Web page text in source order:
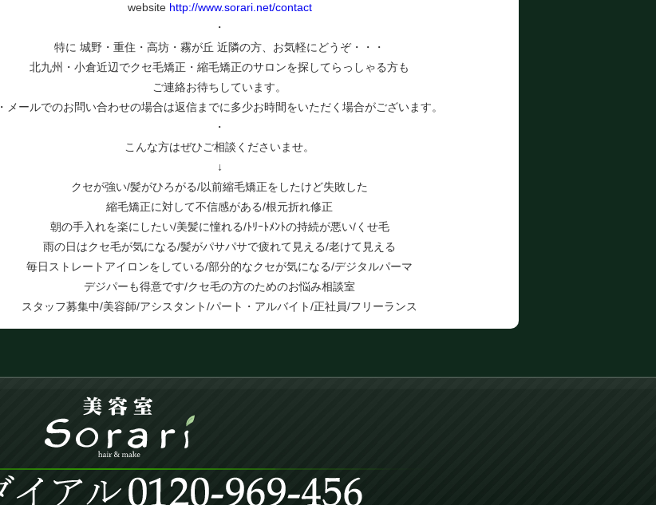
website http://www.sorari.net/contact
・
特に 城野・重住・高坊・霧が丘 近隣の方、お気軽にどうぞ・・・
北九州・小倉近辺でクセ毛矯正・縮毛矯正のサロンを探してらっしゃる方も
ご連絡お待ちしています。
・メールでのお問い合わせの場合は返信までに多少お時間をいただく場合がございます。
・
こんな方はぜひご相談くださいませ。
↓
クセが強い/髪がひろがる/以前縮毛矯正をしたけど失敗した
縮毛矯正に対して不信感がある/根元折れ修正
朝の手入れを楽にしたい/美髪に憧れる/ﾄﾘｰﾄﾒﾝﾄの持続が悪い/くせ毛
雨の日はクセ毛が気になる/髪がパサパサで疲れて見える/老けて見える
毎日ストレートアイロンをしている/部分的なクセが気になる/デジタルパーマ
デジパーも得意です/クセ毛の方のためのお悩み相談室
スタッフ募集中/美容師/アシスタント/パート・アルバイト/正社員/フリーランス